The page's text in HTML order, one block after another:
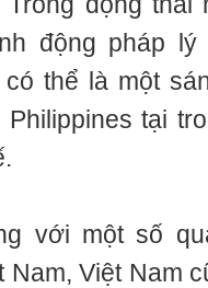
động pháp lý
thể là một
tại
với một số
Nam, Việt Nam